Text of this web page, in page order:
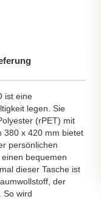
ist eine
legen. Sie
(rPET) mit
380 x 420 mm bietet
persönlichen
bequemen
dieser Tasche ist
der
So wird